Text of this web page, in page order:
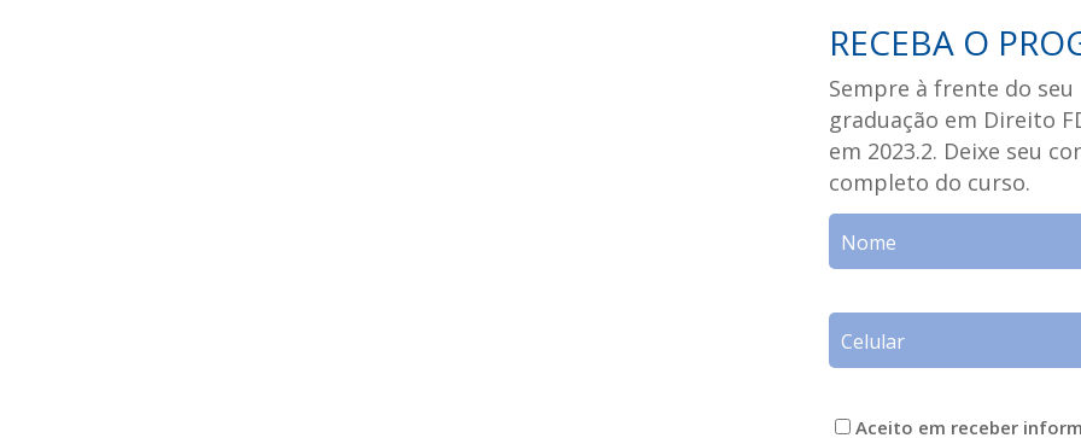
RECEBA O
Sempre à frente do
graduação em Direito
em 2023.2. Deixe seu
completo do curso.
Aceito em receber